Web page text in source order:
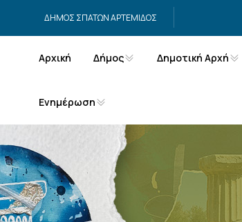
ΔΗΜΟΣ ΣΠΑΤΩΝ ΑΡΤΕΜΙΔΟΣ
Αρχική Δήμος Δημοτική Αρχή
Ενημέρωση